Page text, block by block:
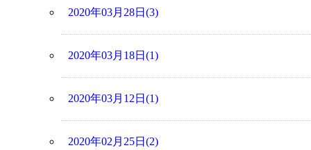
2020年03月28日(3)
2020年03月18日(1)
2020年03月12日(1)
2020年02月25日(2)